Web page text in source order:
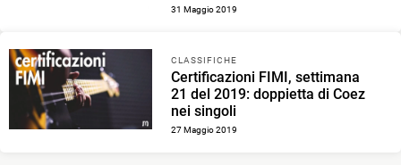
31 Maggio 2019
CLASSIFICHE
Certificazioni FIMI, settimana
21 del 2019: doppietta di Coez
nei singoli
27 Maggio 2019